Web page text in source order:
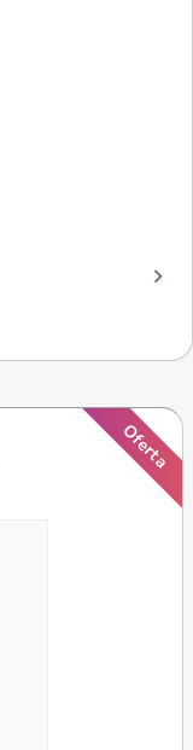
keyboard_arrow_right
Oferta